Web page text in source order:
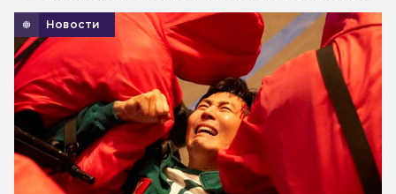
Новости